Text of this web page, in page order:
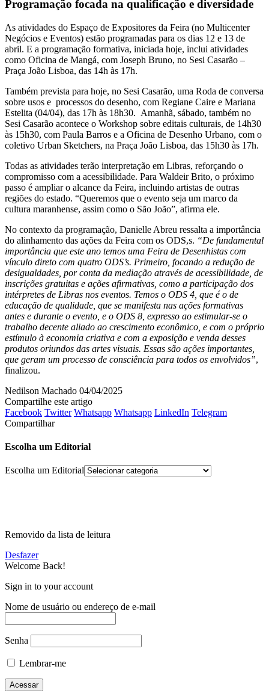
Programação focada na qualificação e diversidade
As atividades do Espaço de Expositores da Feira (no Multicenter
Negócios e Eventos) estão programadas para os dias 12 e 13 de
abril. E a programação formativa, iniciada hoje, inclui atividades
como Oficina de Mangá, com Joseph Bruno, no Sesi Casarão –
Praça João Lisboa, das 14h às 17h.
Também prevista para hoje, no Sesi Casarão, uma Roda de conversa
sobre usos e processos do desenho, com Regiane Caire e Mariana
Estelita (04/04), das 17h às 18h30. Amanhã, sábado, também no
Sesi Casarão acontece o Workshop sobre editais culturais, de 14h30
às 15h30, com Paula Barros e a Oficina de Desenho Urbano, com o
coletivo Urban Sketchers, na Praça João Lisboa, das 15h30 às 17h.
Todas as atividades terão interpretação em Libras, reforçando o
compromisso com a acessibilidade. Para Waldeir Brito, o próximo
passo é ampliar o alcance da Feira, incluindo artistas de outras
regiões do estado. “Queremos que o evento seja um marco da
cultura maranhense, assim como o São João”, afirma ele.
No contexto da programação, Danielle Abreu ressalta a importância
do alinhamento das ações da Feira com os ODS,s. “De fundamental
importância que este ano temos uma Feira de Desenhistas com
vínculo direto com quatro ODS’s. Primeiro, focando a redução de
desigualdades, por conta da mediação através de acessibilidade, de
inscrições gratuitas e ações afirmativas, como a participação dos
intérpretes de Libras nos eventos. Temos o ODS 4, que é o de
educação de qualidade, que se manifesta nas ações formativas
antes e durante o evento, e o ODS 8, expresso ao estimular-se o
trabalho decente aliado ao crescimento econômico, e com o próprio
estímulo à economia criativa e com a exposição e venda desses
produtos oriundos das artes visuais. Essas são ações importantes,
que geram um processo de consciência para todos os envolvidos”,
finalizou.
Nedilson Machado 04/04/2025
Compartilhe este artigo
Facebook Twitter Whatsapp Whatsapp LinkedIn Telegram
Compartilhar
Escolha um Editorial
Escolha um Editorial
Removido da lista de leitura
Desfazer
Welcome Back!
Sign in to your account
Nome de usuário ou endereço de e-mail
Senha
Lembrar-me